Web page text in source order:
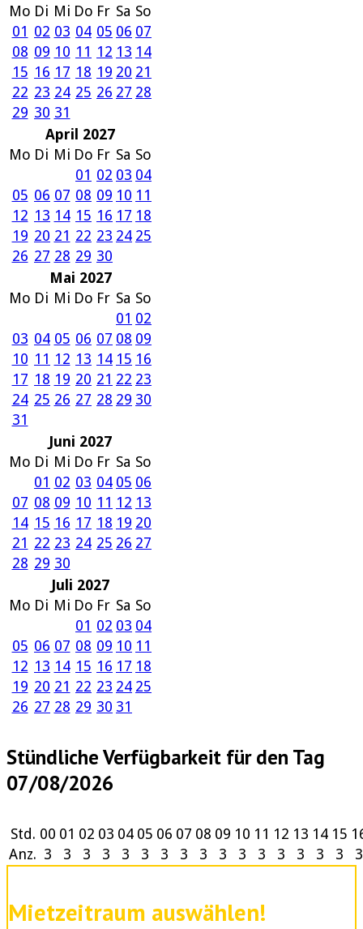
Mo Di Mi Do Fr Sa So
01 02 03 04 05 06 07
08 09 10 11 12 13 14
15 16 17 18 19 20 21
22 23 24 25 26 27 28
29 30 31
April 2027
Mo Di Mi Do Fr Sa So
01 02 03 04
05 06 07 08 09 10 11
12 13 14 15 16 17 18
19 20 21 22 23 24 25
26 27 28 29 30
Mai 2027
Mo Di Mi Do Fr Sa So
01 02
03 04 05 06 07 08 09
10 11 12 13 14 15 16
17 18 19 20 21 22 23
24 25 26 27 28 29 30
31
Juni 2027
Mo Di Mi Do Fr Sa So
01 02 03 04 05 06
07 08 09 10 11 12 13
14 15 16 17 18 19 20
21 22 23 24 25 26 27
28 29 30
Juli 2027
Mo Di Mi Do Fr Sa So
01 02 03 04
05 06 07 08 09 10 11
12 13 14 15 16 17 18
19 20 21 22 23 24 25
26 27 28 29 30 31
Stündliche Verfügbarkeit für den Tag
07/08/2026
Std. 00 01 02 03 04 05 06 07 08 09 10 11 12 13 14 15
Anz. 3 3 3 3 3 3 3 3 3 3 3 3 3 3 3 3 3
Mietzeitraum auswählen!